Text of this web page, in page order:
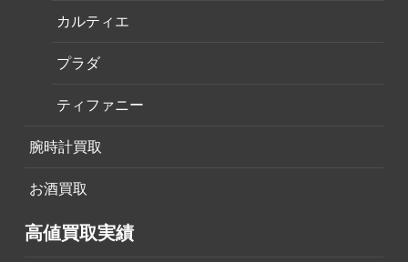
カルティエ
プラダ
ティファニー
腕時計買取
お酒買取
高値買取実績